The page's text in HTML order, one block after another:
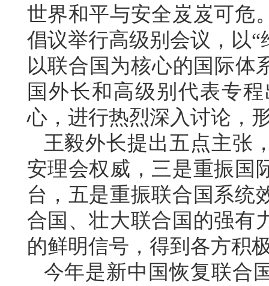
世界和平与安全岌岌可危
倡议举行高级别会议，以
以联合国为核心的国际体
国外长和高级别代表专
心，进行热烈深入讨论，
王毅外长提出五点主张
安理会权威，三是重振国
台，五是重振联合国系统
合国、壮大联合国的强有
的鲜明信号，得到各方积
今年是新中国恢复联合